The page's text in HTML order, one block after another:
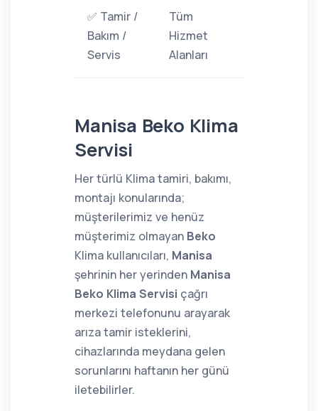
✅ Tamir /
Bakım /
Servis
Tüm
Hizmet
Alanları
Manisa Beko Klima
Servisi
Her türlü Klima tamiri, bakımı,
montajı konularında;
müşterilerimiz ve henüz
müşterimiz olmayan Beko
Klima kullanıcıları, Manisa
şehrinin her yerinden Manisa
Beko Klima Servisi çağrı
merkezi telefonunu arayarak
arıza tamir isteklerini,
cihazlarında meydana gelen
sorunlarını haftanın her günü
iletebilirler.